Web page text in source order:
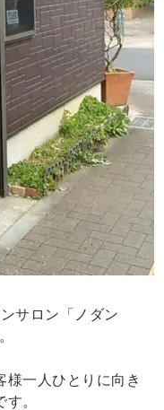
サロン「ノダン
様一人ひとりに向き
。